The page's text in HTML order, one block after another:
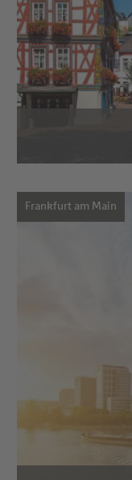
Frankfurt am Main